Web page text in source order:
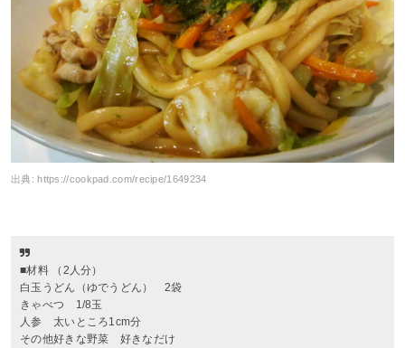
出典:https://cookpad.com/recipe/1649234
■材料 （2人分）
白玉うどん（ゆでうどん） 2袋
きゃべつ 1/8玉
人参 太いところ1cm分
その他好きな野菜 好きなだけ